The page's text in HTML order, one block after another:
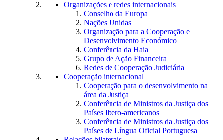
Organizações e redes internacionais
Conselho da Europa
Nações Unidas
Organização para a Cooperação e
Desenvolvimento Económico
Conferência da Haia
Grupo de Ação Financeira
Redes de Cooperação Judiciária
Cooperação internacional
Cooperação para o desenvolvimento na
área da Justiça
Conferência de Ministros da Justiça dos
Países Ibero-americanos
Conferência de Ministros da Justiça dos
Países de Língua Oficial Portuguesa